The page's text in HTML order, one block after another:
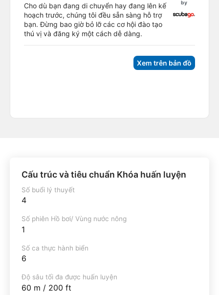
Cho dù bạn đang di chuyển hay đang lên kế
hoạch trước, chúng tôi đều sẵn sàng hỗ trợ
bạn. Đừng bao giờ bỏ lỡ các cơ hội đào tạo
thú vị và đăng ký một cách dễ dàng.
by
Xem trên bản đồ
Cấu trúc và tiêu chuẩn Khóa huấn luyện
Số buổi lý thuyết
4
Số phiên Hồ bơi/ Vùng nước nông
1
Số ca thực hành biển
6
Độ sâu tối đa được huấn luyện
60 m / 200 ft